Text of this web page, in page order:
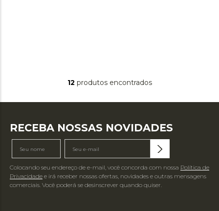
12 produtos
RECEBA NOSSAS NOVIDADES
Colocando seu endereço de e-mail, você concorda com nossa Política de
Privacidade e irá receber nossas ofertas, novidades e outras mensagens
comerciais. Você poderá se desinscrever quando quiser.